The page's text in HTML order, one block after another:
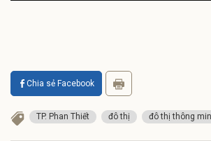
Chia sẻ Facebook
TP. Phan Thiết đô thị đô thị thông